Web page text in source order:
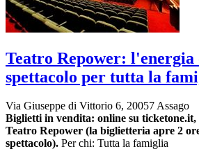
Teatro Repower: l'energia
spettacolo per tutta la
Via Giuseppe di Vittorio 6, 20057 Assago
Biglietti in vendita: online su ticketone.it,
Teatro Repower (la biglietteria apre 2
spettacolo). Per chi: Tutta la famiglia